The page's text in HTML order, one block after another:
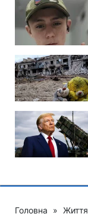
Головна » Життя